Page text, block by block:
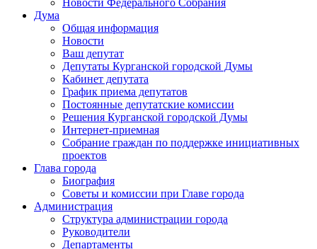
Новости Федерального Cобрания
Дума
Общая информация
Новости
Ваш депутат
Депутаты Курганской городской Думы
Кабинет депутата
График приема депутатов
Постоянные депутатские комиссии
Решения Курганской городской Думы
Интернет-приемная
Собрание граждан по поддержке инициативных
проектов
Глава города
Биография
Советы и комиссии при Главе города
Администрация
Структура администрации города
Руководители
Департаменты